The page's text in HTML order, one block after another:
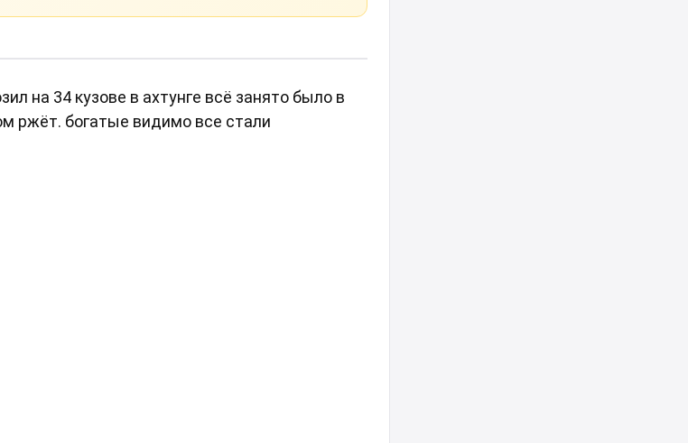
на 34 кузове в ахтунге всё занято было в
ржёт. богатые видимо все стали